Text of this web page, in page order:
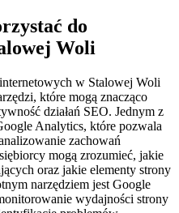
do
Woli
w Stalowej Woli
które mogą znacząco
działań SEO. Jednym z
Analytics, które pozwala
zachowań
mogą zrozumieć, jakie
oraz jakie elementy strony
narzędziem jest Google
wydajności strony